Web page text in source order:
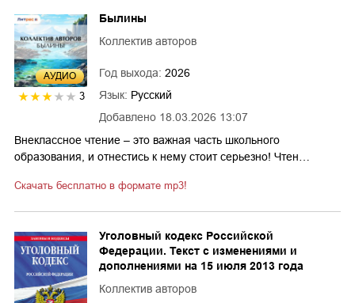
AУДИО
3
Добавлено 18.03.2026 13:07
Былины
Коллектив авторов
Год выхода: 2026
Язык: Русский
Внеклассное чтение – это важная часть школьного
образования, и отнестись к нему стоит серьезно! Чтен…
Скачать бесплатно в формате mp3!
Уголовный кодекс Российской
Федерации. Текст с изменениями и
дополнениями на 15 июля 2013 года
Коллектив авторов